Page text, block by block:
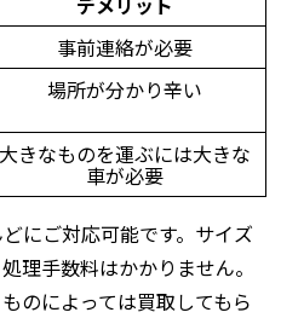
事前連絡が必要
場所が分かり辛い
大きなものを運ぶには大きな
車が必要
にご対応可能です。サイズ
理手数料はかかりません。
のによっては買取してもら